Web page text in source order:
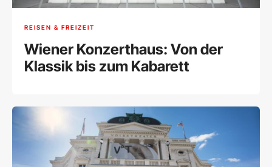
REISEN & FREIZEIT
Wiener Konzerthaus: Von der
Klassik bis zum Kabarett